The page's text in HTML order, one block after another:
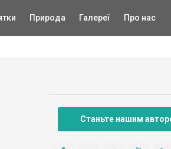
Природа Галереї Про нас
Станьте нашим